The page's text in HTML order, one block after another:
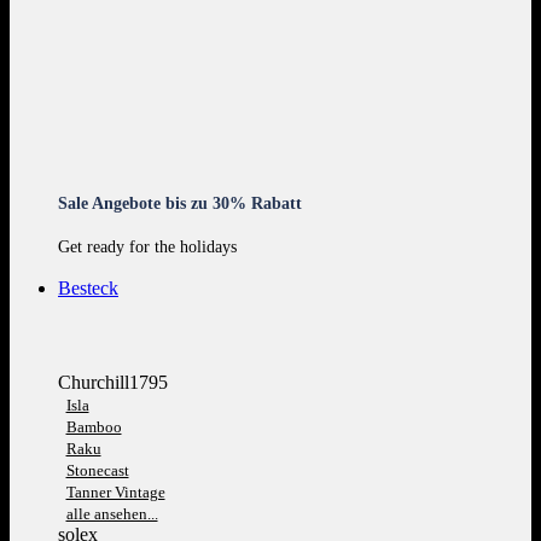
Sale Angebote bis zu 30% Rabatt
Get ready for the holidays
Besteck
Churchill1795
Isla
Bamboo
Raku
Stonecast
Tanner Vintage
alle ansehen...
solex